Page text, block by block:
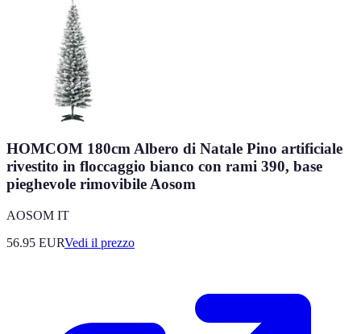
HOMCOM 180cm Albero di Natale Pino artificiale
rivestito in floccaggio bianco con rami 390, base
pieghevole rimovibile Aosom
AOSOM IT
56.95 EURVedi il prezzo